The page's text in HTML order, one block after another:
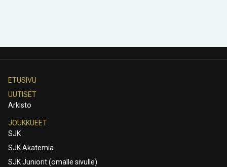
ETUSIVU
UUTISET
Arkisto
JOUKKUEET
SJK
SJK Akatemia
SJK Juniorit (omalle sivulle)